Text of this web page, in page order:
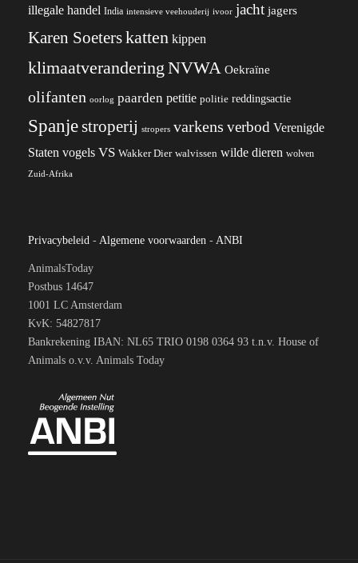
illegale handel India intensieve veehouderij ivoor jacht jagers
Karen Soeterskatten kippen
klimaatverandering NVWA Oekraïne
olifanten oorlog paarden petitie politie reddingsactie
Spanjestroperij stropers varkens verbod Verenigde
Staten vogels VS Wakker Dier walvissen wilde dieren wolven
Zuid-Afrika
Privacybeleid - Algemene voorwaarden - ANBI
AnimalsToday
Postbus 14647
1001 LC Amsterdam
KvK: 54827817
Bankrekening IBAN: NL65 TRIO 0198 0364 93 t.n.v. House of
Animals o.v.v. Animals Today